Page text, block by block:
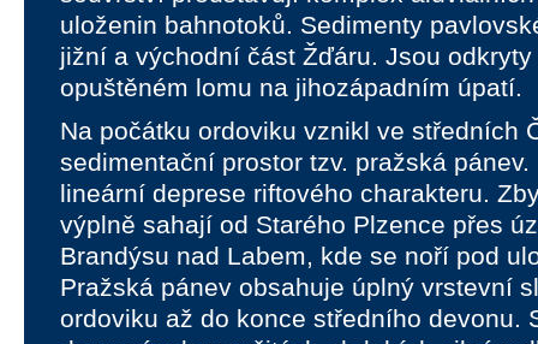
uloženin bahnotoků. Sedimenty
jižní a východní část Žďáru. Jsou
opuštěném lomu na jihozápadním úpatí.
Na počátku ordoviku vznikl ve středních
sedimentační prostor tzv. pražská
lineární deprese riftového charakteru.
výplně sahají od Starého Plzence přes
Brandýsu nad Labem, kde se noří pod
Pražská pánev obsahuje úplný vrstevní
ordoviku až do konce středního devonu.